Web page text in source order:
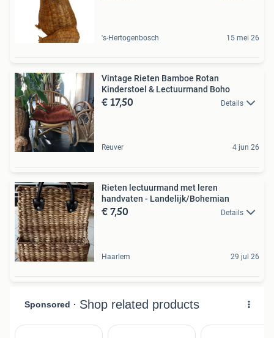
's-Hertogenbosch 15 mei 26
Vintage Rieten Bamboe Rotan
Kinderstoel & Lectuurmand Boho
€ 17,50 Details
Reuver 4 jun 26
Rieten lectuurmand met leren
handvaten - Landelijk/Bohemian
€ 7,50 Details
Haarlem 29 jul 26